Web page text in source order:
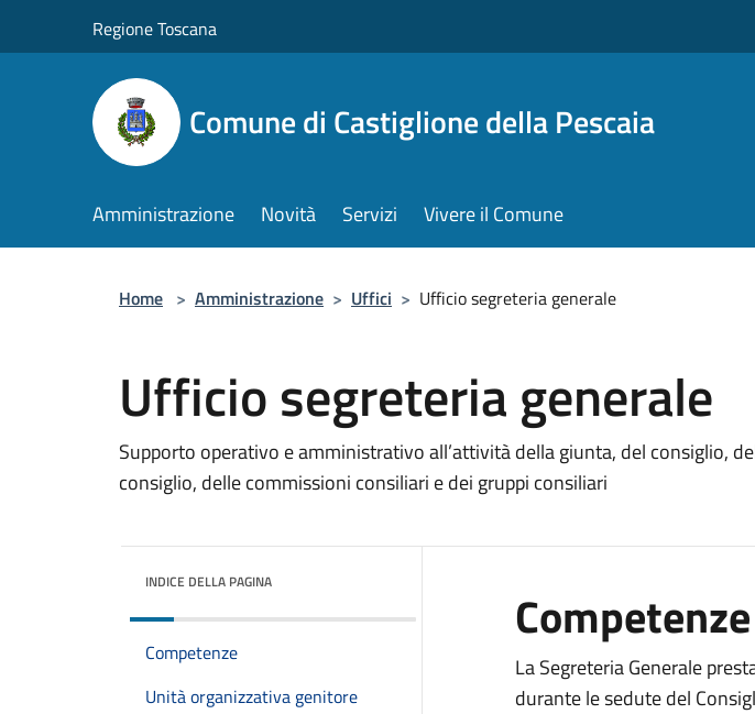
Regione Toscana
Comune di Castiglione della Pescaia
Amministrazione Novità Servizi Vivere il Comune
Home > Amministrazione > Uffici > Ufficio segreteria generale
Ufficio segreteria generale
Supporto operativo e amministrativo all’attività della giunta, del consiglio,
consiglio, delle commissioni consiliari e dei gruppi consiliari
INDICE DELLA PAGINA
Competenze
Unità organizzativa genitore
Competenze
La Segreteria Generale
durante le sedute del